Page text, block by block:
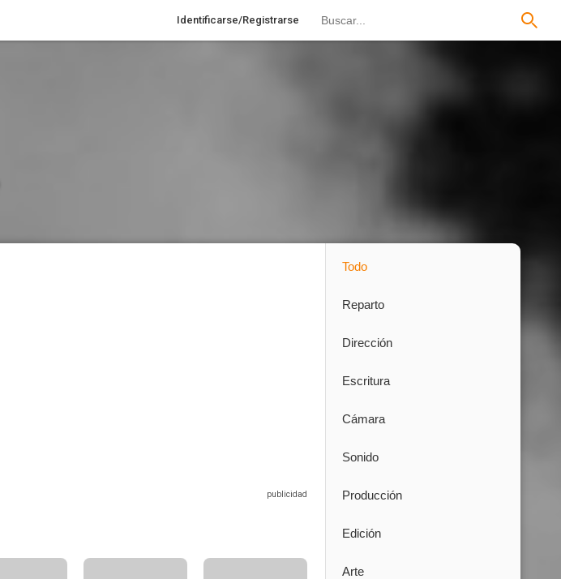
Identificarse/Registrarse
Todo
Reparto
Dirección
Escritura
Cámara
Sonido
Producción
Edición
Arte